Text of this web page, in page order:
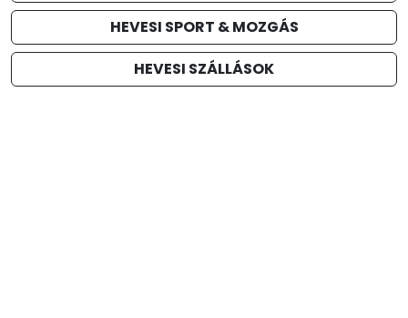
HEVESI SPORT & MOZGÁS
HEVESI SZÁLLÁSOK